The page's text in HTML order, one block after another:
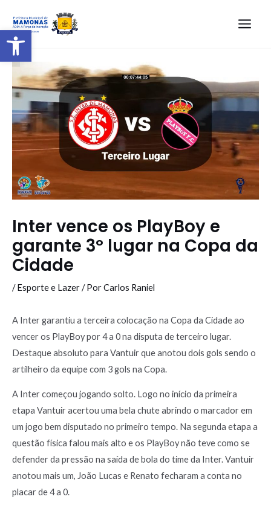
Barra de Ferramentas Aberta
Inter vence os PlayBoy e
garante 3º lugar na Copa da
Cidade
/ Esporte e Lazer/ PorCarlos Raniel
A Inter garantiu a terceira colocação na Copa da Cidade ao
vencer os PlayBoy por 4 a 0 na disputa de terceiro lugar.
Destaque absoluto para Vantuir que anotou dois gols sendo o
artilheiro da equipe com 3 gols na Copa.
A Inter começou jogando solto. Logo no início da primeira
etapa Vantuir acertou uma bela chute abrindo o marcador em
um jogo bem disputado no primeiro tempo. Na segunda etapa a
questão física falou mais alto e os PlayBoy não teve como se
defender da pressão na saída de bola do time da Inter. Vantuir
anotou mais um, João Lucas e Renato fecharam a conta no
placar de 4 a 0.